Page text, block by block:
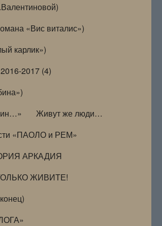
«Вис виталис»)
карлик»)
2017 (4)
Живут же люди…
«ПАОЛО и РЕМ»
АРКАДИЯ
ЖИВИТЕ!